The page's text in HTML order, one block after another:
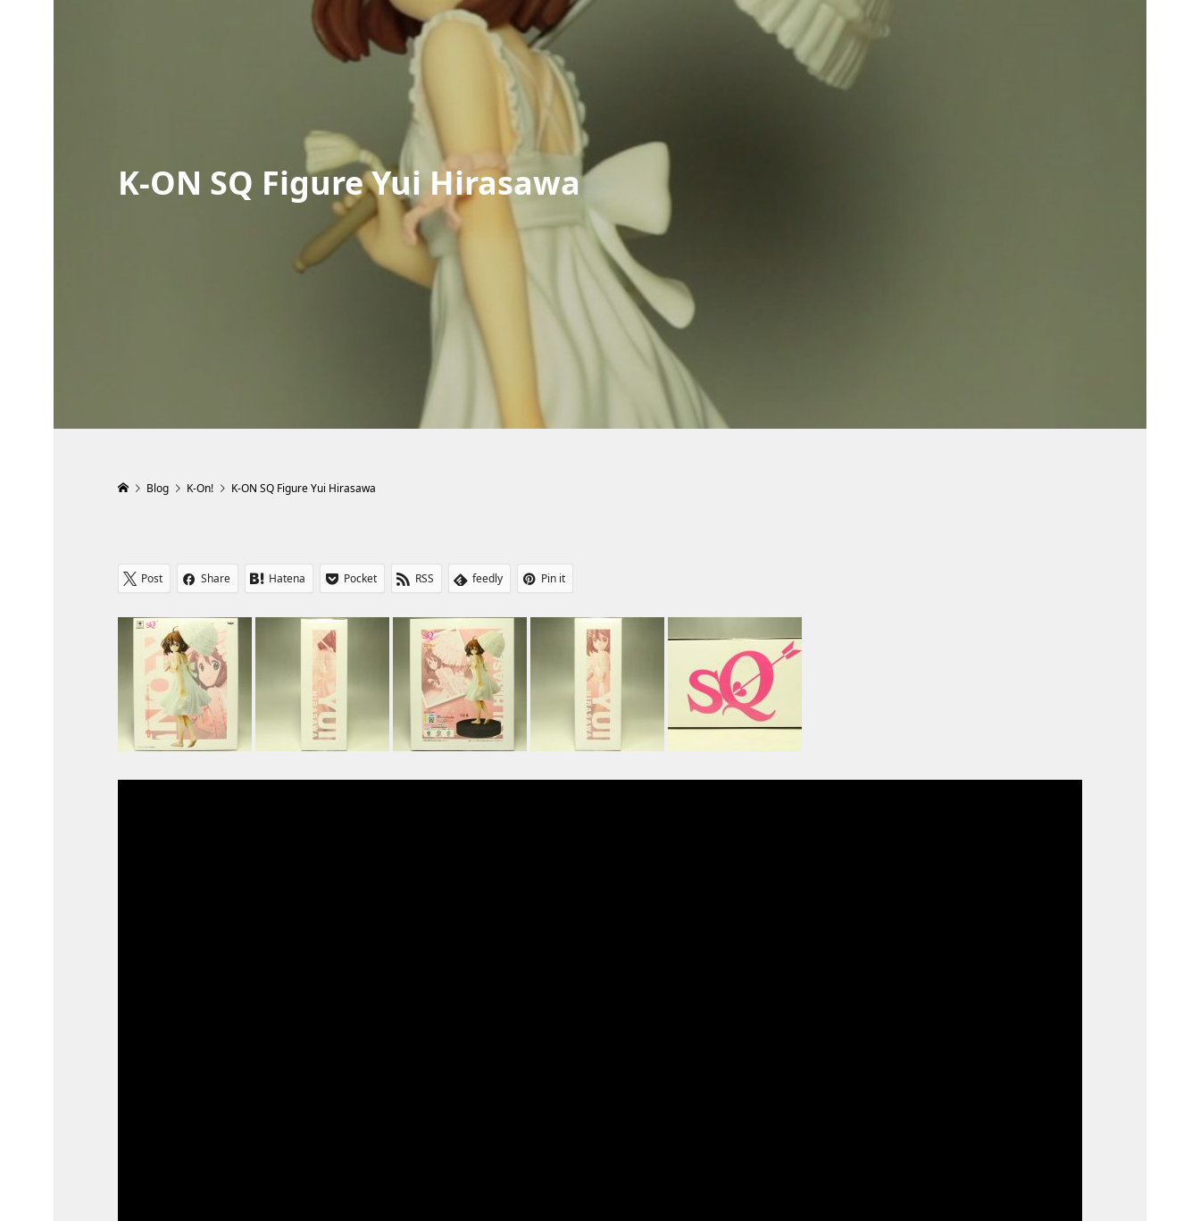
K-ON SQ Figure Yui Hirasawa
Blog K-On! K-ON SQ Figure Yui Hirasawa
Post Share Hatena Pocket RSS feedly Pin it